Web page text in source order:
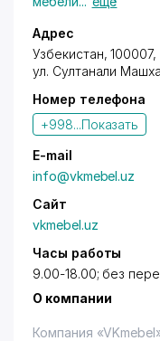
Адрес
Узбекистан, 100007,
ул. Султанали
Номер телефона
+998...Показать
E-mail
info@vkmebel.uz
Сайт
vkmebel.uz
Часы работы
9.00-18.00; без
О компании
Компания